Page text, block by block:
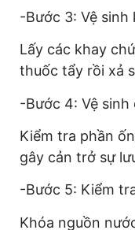
-Bước 3: Vệ
Lấy các khay
thuốc tẩy rồi xả
-Bước 4: Vệ
Kiểm tra phần
gây cản trở sự
-Bước 5: Kiểm
Khóa nguồn